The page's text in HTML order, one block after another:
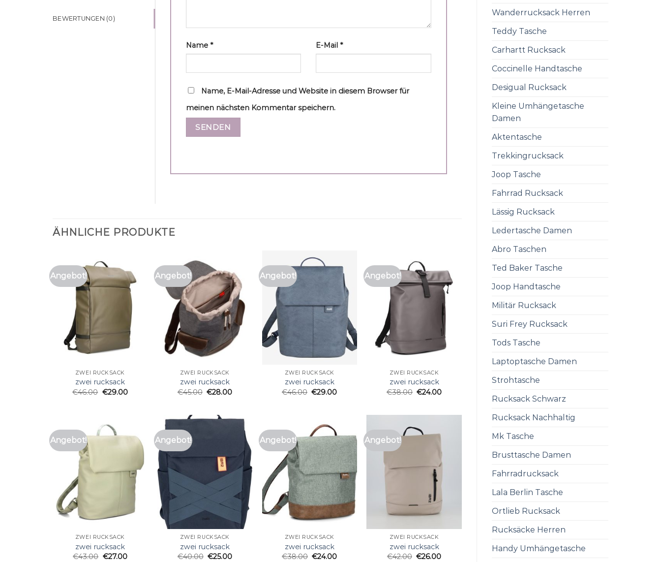
Wanderrucksack Herren
Teddy Tasche
Carhartt Rucksack
Coccinelle Handtasche
Desigual Rucksack
Kleine Umhängetasche
Damen
Aktentasche
Trekkingrucksack
Joop Tasche
Fahrrad Rucksack
Lässig Rucksack
Ledertasche Damen
Abro Taschen
Ted Baker Tasche
Joop Handtasche
Militär Rucksack
Suri Frey Rucksack
Tods Tasche
Laptoptasche Damen
Strohtasche
Rucksack Schwarz
Rucksack Nachhaltig
Mk Tasche
Brusttasche Damen
Fahrradrucksack
Lala Berlin Tasche
Ortlieb Rucksack
Rucksäcke Herren
Handy Umhängetasche
BEWERTUNGEN (0)
Name * E-Mail*
Name, E-Mail-Adresse und Website in diesem Browser für
meinen nächsten Kommentar speichern.
ÄHNLICHE PRODUKTE
Angebot!
ZWEI RUCKSACK
zwei rucksack
€46.00 €29.00
Angebot!
ZWEI RUCKSACK
zwei rucksack
€45.00 €28.00
Angebot!
ZWEI RUCKSACK
zwei rucksack
€46.00 €29.00
Angebot!
ZWEI RUCKSACK
zwei rucksack
€38.00 €24.00
Angebot!
ZWEI RUCKSACK
zwei rucksack
€43.00 €27.00
Angebot!
ZWEI RUCKSACK
zwei rucksack
€40.00 €25.00
Angebot!
ZWEI RUCKSACK
zwei rucksack
€38.00 €24.00
Angebot!
ZWEI RUCKSACK
zwei rucksack
€42.00 €26.00